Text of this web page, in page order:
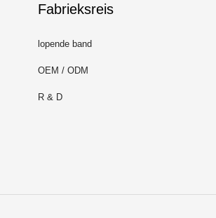
Fabrieksreis
lopende band
OEM / ODM
R & D